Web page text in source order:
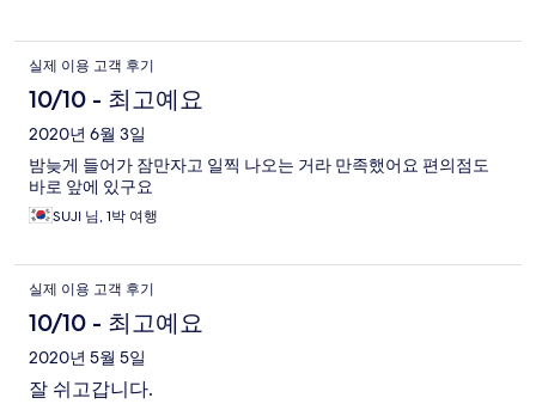
실제 이용 고객 후기
10/10 - 최고예요
2020년 6월 3일
밤늦게 들어가 잠만자고 일찍 나오는 거라 만족했어요 편의점도
바로 앞에 있구요
SUJI 님, 1박 여행
실제 이용 고객 후기
10/10 - 최고예요
2020년 5월 5일
잘 쉬고갑니다.